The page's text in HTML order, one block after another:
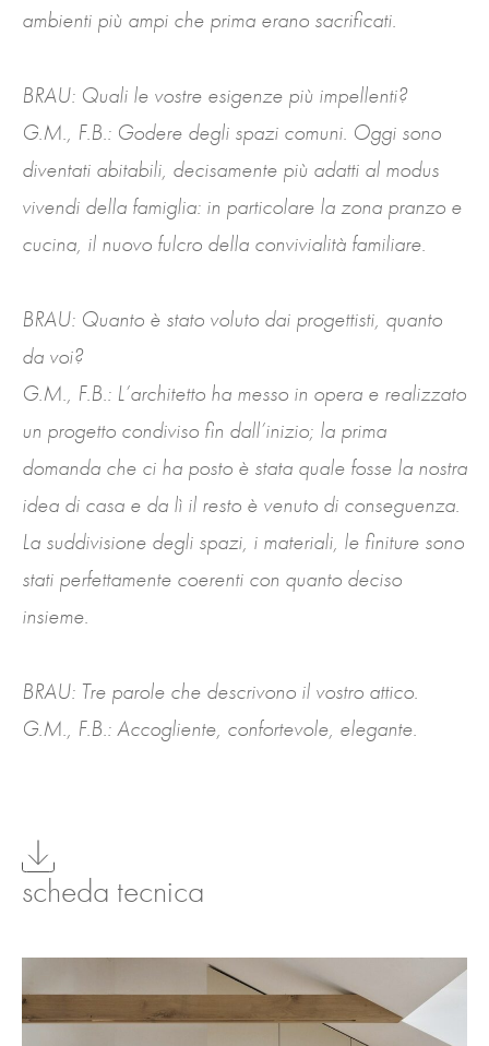
ambienti più ampi che prima erano sacrificati.
BRAU: Quali le vostre esigenze più impellenti?
G.M., F.B.: Godere degli spazi comuni. Oggi sono
diventati abitabili, decisamente più adatti al modus
vivendi della famiglia: in particolare la zona pranzo e
cucina, il nuovo fulcro della convivialità familiare.
BRAU: Quanto è stato voluto dai progettisti, quanto
da voi?
G.M., F.B.: L’architetto ha messo in opera e realizzato
un progetto condiviso fin dall’inizio; la prima
domanda che ci ha posto è stata quale fosse la nostra
idea di casa e da lì il resto è venuto di conseguenza.
La suddivisione degli spazi, i materiali, le finiture sono
stati perfettamente coerenti con quanto deciso
insieme.
BRAU: Tre parole che descrivono il vostro attico.
G.M., F.B.: Accogliente, confortevole, elegante.
scheda tecnica